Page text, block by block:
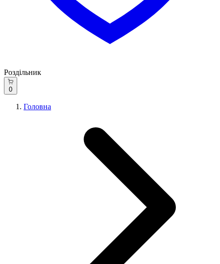
Роздільник
0
Головна